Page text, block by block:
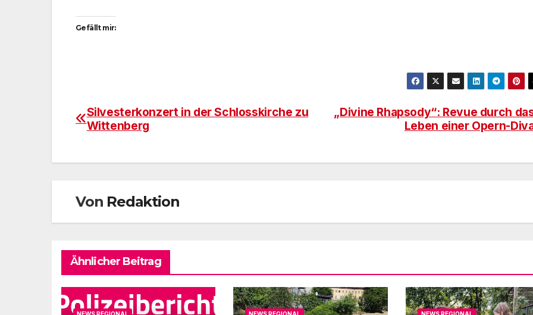
Gefällt mir:
Beitragsnavigation
„Divine Rhapsody“: Revue durch
Leben einer Opern-
Silvesterkonzert in der Schlosskirche zu
Wittenberg
Von Redaktion
Ähnlicher Beitrag